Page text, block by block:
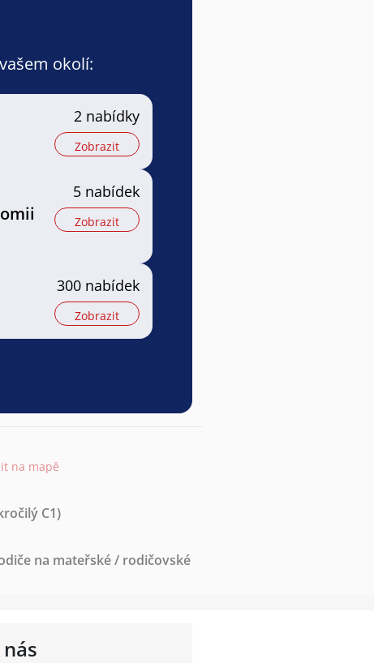
okolí:
2 nabídky
Zobrazit
5 nabídek
Zobrazit
300 nabídek
Zobrazit
na mapě
C1)
na mateřské / rodičovské
nás